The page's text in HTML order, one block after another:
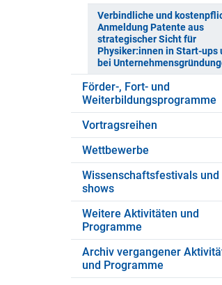
Verbindliche und
Anmeldung Patente aus
strategischer Sicht für
Physiker:innen in Start-ups
bei
Förder-, Fort- und
Weiterbildungsprogramme
Vortragsreihen
Wettbewerbe
Wissenschaftsfestivals und
shows
Weitere Aktivitäten und
Programme
Archiv vergangener
und Programme